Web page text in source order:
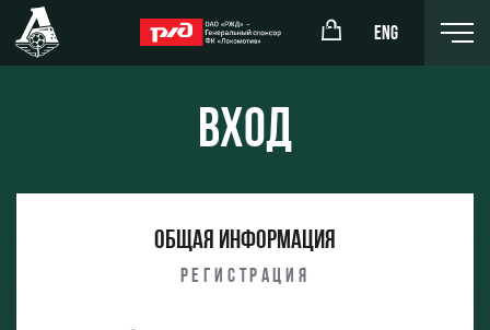
ENG
Организация мероприятий
Вход
Общая информация
Регистрация